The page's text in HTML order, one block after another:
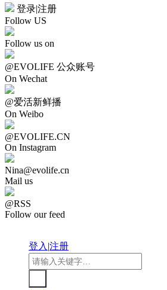
登录|注册
Follow US
Follow us on
@EVOLIFE 公众账号
On Wechat
@爱活新鲜播
On Weibo
@EVOLIFE.CN
On Instagram
Nina@evolife.cn
Mail us
@RSS
Follow our feed
登入|注册